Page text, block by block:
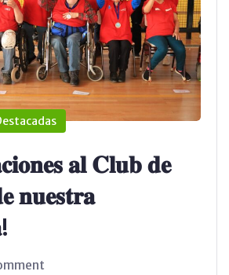
𝐚𝐥 𝐂𝐥𝐮𝐛 𝐝𝐞
𝐧𝐮𝐞𝐬𝐭𝐫𝐚